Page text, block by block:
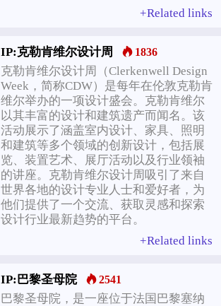
+Related links
IP:克勒肯维尔设计周 1836
克勒肯维尔设计周（Clerkenwell Design
Week，简称CDW）是每年在伦敦克勒肯
维尔举办的一项设计盛会。克勒肯维尔
以其丰富的设计和建筑遗产而闻名。该
活动展示了涵盖室内设计、家具、照明
和建筑等多个领域的创新设计，包括展
览、装置艺术、展厅活动以及行业领袖
的讲座。克勒肯维尔设计周吸引了来自
世界各地的设计专业人士和爱好者，为
他们提供了一个交流、获取灵感和探索
设计行业最新趋势的平台。
+Related links
IP:巴黎圣母院 2541
巴黎圣母院，是一座位于法国巴黎塞纳